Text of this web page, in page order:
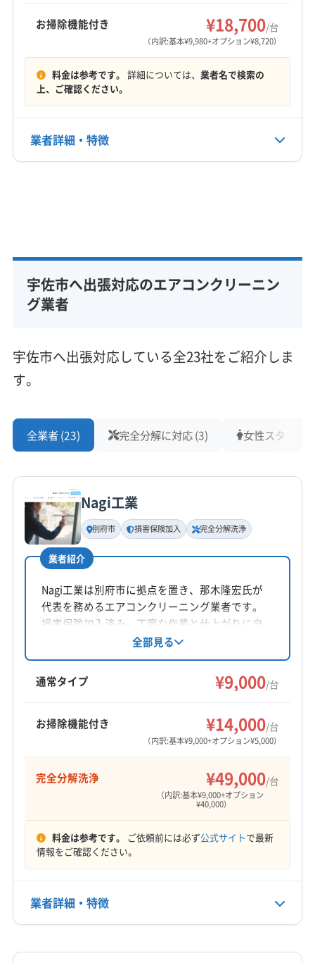
お掃除機能付き ¥18,700/台
（内訳:基本¥9,980+オプション¥8,720）
料金は参考です。 詳細については、 業者名で検索の
上、ご確認ください。
業者詳細・特徴
所在地
大分県宇佐市閤238-8
宇佐市 杵築市 国東市 大分市 竹田市
中津市
(福岡県) 築上郡上毛町
(福岡県) 築上郡築上町
(福岡県) 田川郡赤村
営業時間
定休日
不定休
電話番号
非公開
公式HP
公式サイトなし
宇佐市へ出張対応のエアコンクリーニン
グ業者
宇佐市へ出張対応している全23社をご紹介しま
す。
全業者 (23) 完全分解に対応 (3) 女性スタッフ
Nagi工業
別府市 損害保険加入 完全分解洗浄
業者紹介
Nagi工業は別府市に拠点を置き、那木隆宏氏が
代表を務めるエアコンクリーニング業者です。
損害保険加入済み。丁寧な作業と仕上がりに自
信があり、完全分解洗浄や防カビ・抗菌コーテ
ィングも提供しています。顧客の日常を豊かに
するサービスを心がけています。
全部見る
通常タイプ ¥9,000/台
お掃除機能付き ¥14,000/台
（内訳:基本¥9,000+オプション¥5,000）
完全分解洗浄 ¥49,000/台
（内訳:基本¥9,000+オプション
¥40,000）
料金は参考です。 ご依頼前には必ず公式サイトで最新
情報をご確認ください。
業者詳細・特徴